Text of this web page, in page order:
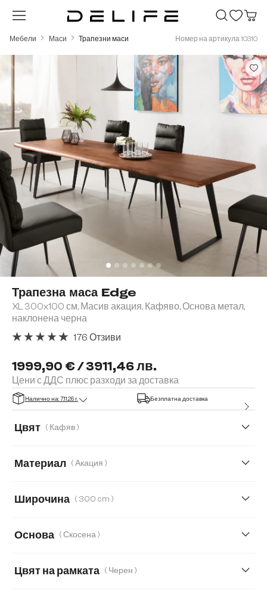
Преминете към основното съдържание
Мебели Маси Трапезни маси Номер на артикула 10310
Трапезна маса Edge
XL 300x100 см, Масив акация, Кафяво, Основа метал,
наклонена черна
1999,90 € / 3911,46 лв.
Цени с ДДС плюс разходи за доставка
176 Отзиви
Налично на: 7.11.26 г. Безплатна доставка
Цвят ( Кафяв )
Материал ( Акация )
Широчина ( 300 cm )
280 cm
Основа ( Скосена )
Цвят на рамката ( Черен )
Пропуснете галерия с изображения